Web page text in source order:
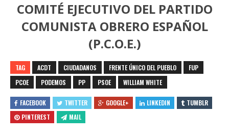
COMITÉ EJECUTIVO DEL PARTIDO
COMUNISTA OBRERO ESPAÑOL
(P.C.O.E.)
TAG ACDT CIUDADANOS FRENTE ÚNICO DEL PUEBLO
FUP
PCOE
PODEMOS PP PSOE WILLIAM WHITE
FACEBOOK TWITTER GOOGLE+ LINKEDIN
TUMBLR
PINTEREST
MAIL